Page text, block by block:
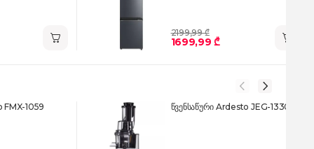
2199,99 ₾
1699,99 ₾
FMX-1059 წვენსაწური Ardesto JEG-1330SL